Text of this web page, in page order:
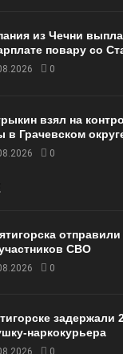
из Чечни
повару со
0
взял на
в Грачевском
0
СВО
0
задержали
наркокурьера